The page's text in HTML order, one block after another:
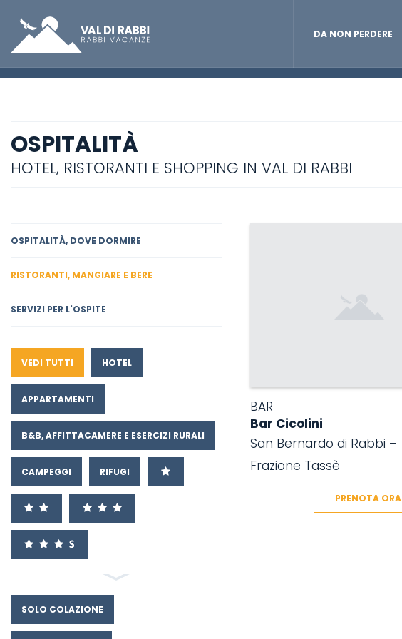
DA NON PERDERE
OSPITALITÀ
HOTEL, RISTORANTI E SHOPPING IN VAL DI RABBI
OSPITALITÀ, DOVE DORMIRE
RISTORANTI, MANGIARE E BERE
SERVIZI PER L'OSPITE
VEDI TUTTI HOTEL
APPARTAMENTI
B&B, AFFITTACAMERE E ESERCIZI RURALI
CAMPEGGI RIFUGI
SOLO COLAZIONE
BAR
Bar Cicolini
San Bernardo di Rabbi –
Frazione Tassè
PRENOTA ORA